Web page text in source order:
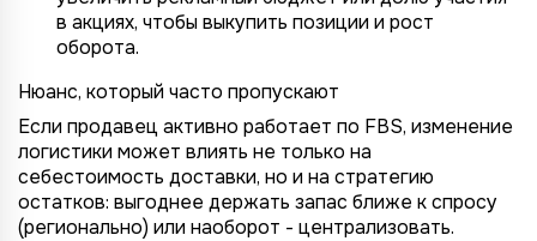
в акциях, чтобы выкупить позиции и рост
оборота.
Нюанс, который часто пропускают
Если продавец активно работает по FBS, изменение
логистики может влиять не только на
себестоимость доставки, но и на стратегию
остатков: выгоднее держать запас ближе к спросу
(регионально) или наоборот - централизовать.